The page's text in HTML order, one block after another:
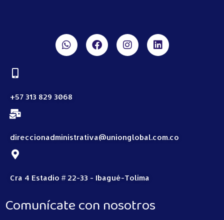
+57 313 829 3068
direccionadministrativa@unionglobal.com.co
Cra 4 Estadio # 22-33 - Ibagué-Tolima
Comunícate con nosotros